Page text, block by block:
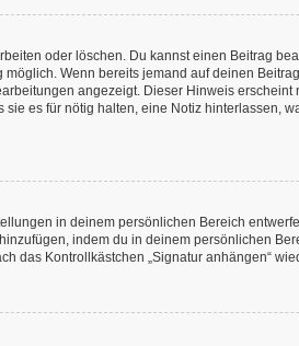
oder löschen. Du kannst einen Beitrag
Wenn bereits jemand auf deinen
angezeigt. Dieser Hinweis
es für nötig halten, eine Notiz hinterlassen,
in deinem persönlichen Bereich
indem du in deinem persönlichen
das Kontrollkästchen „Signatur anhängen“